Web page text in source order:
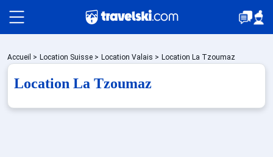
Packages
Accueil > Location Suisse > Location Valais > Location La Tzoumaz
Location La Tzoumaz